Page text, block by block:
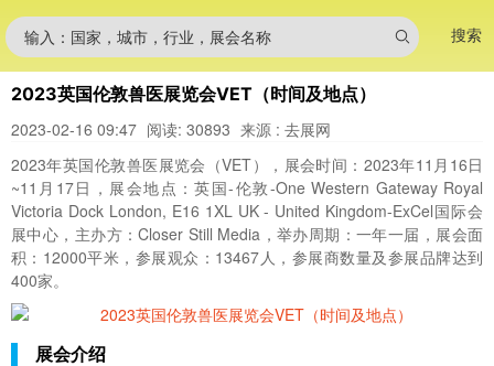
输入：国家，城市，行业，展会名称 搜索
2023英国伦敦兽医展览会VET（时间及地点）
2023-02-16 09:47 阅读: 30893 来源 : 去展网
2023年英国伦敦兽医展览会（VET），展会时间：2023年11月16日
~11月17日，展会地点：英国-伦敦-One Western Gateway Royal
Victoria Dock London, E16 1XL UK - United Kingdom-ExCel国际会
展中心，主办方：Closer Still Media，举办周期：一年一届，展会面
积：12000平米，参展观众：13467人，参展商数量及参展品牌达到
400家。
展会介绍